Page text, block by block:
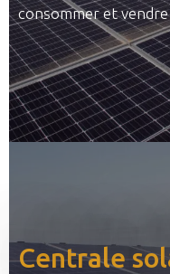
consommer et
Centrale